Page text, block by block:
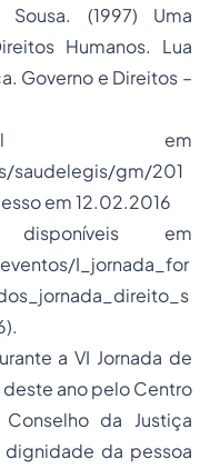
Sousa. (1997) Uma
Humanos. Lua
Governo e Direitos –
em
saudelegis/gm/201
em 12.02.2016
em
I_jornada_for
a VI Jornada de
ano pelo Centro
da Justiça
dignidade da pessoa